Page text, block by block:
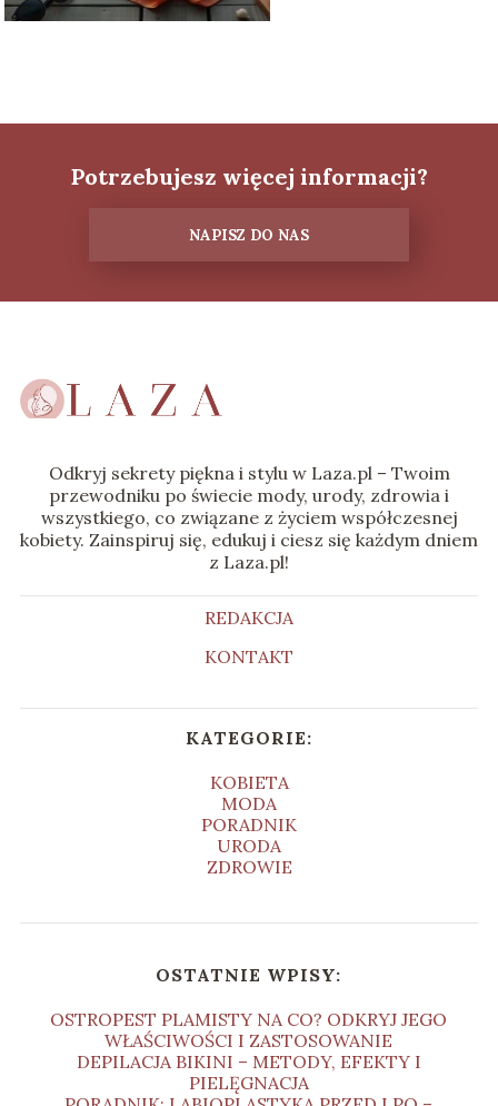
Potrzebujesz więcej informacji?
NAPISZ DO NAS
Odkryj sekrety piękna i stylu w Laza.pl – Twoim
przewodniku po świecie mody, urody, zdrowia i
wszystkiego, co związane z życiem współczesnej
kobiety. Zainspiruj się, edukuj i ciesz się każdym dniem
z Laza.pl!
REDAKCJA
KONTAKT
KATEGORIE:
KOBIETA
MODA
PORADNIK
URODA
ZDROWIE
OSTATNIE WPISY:
OSTROPEST PLAMISTY NA CO? ODKRYJ JEGO
WŁAŚCIWOŚCI I ZASTOSOWANIE
DEPILACJA BIKINI – METODY, EFEKTY I
PIELĘGNACJA